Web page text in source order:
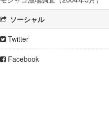
ソーシャル
Twitter
Facebook